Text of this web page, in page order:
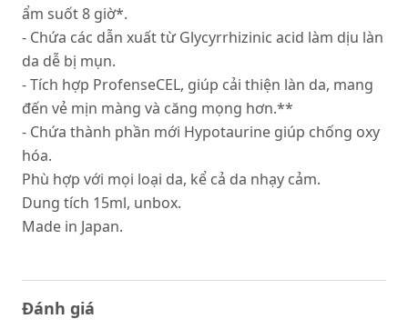
ẩm suốt 8 giờ*.
- Chứa các dẫn xuất từ Glycyrrhizinic acid làm dịu làn
da dễ bị mụn.
- Tích hợp ProfenseCEL, giúp cải thiện làn da, mang
đến vẻ mịn màng và căng mọng hơn.**
- Chứa thành phần mới Hypotaurine giúp chống oxy
hóa.
Phù hợp với mọi loại da, kể cả da nhạy cảm.
Dung tích 15ml, unbox.
Made in Japan.
Đánh giá